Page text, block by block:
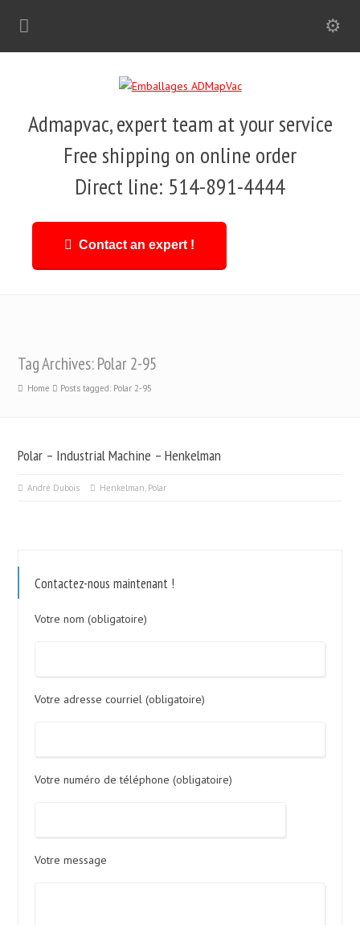
Admapvac, expert team at your service
Free shipping on online order
Direct line: 514-891-4444
Contact an expert !
Tag Archives: Polar 2-95
Home Posts tagged: Polar 2-95
Polar – Industrial Machine – Henkelman
André Dubois Henkelman, Polar
Contactez-nous maintenant !
Votre nom (obligatoire)
Votre adresse courriel (obligatoire)
Votre numéro de téléphone (obligatoire)
Votre message